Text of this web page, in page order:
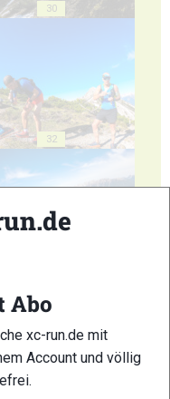
30
32
Abo
xc-run.de mit
Account und völlig